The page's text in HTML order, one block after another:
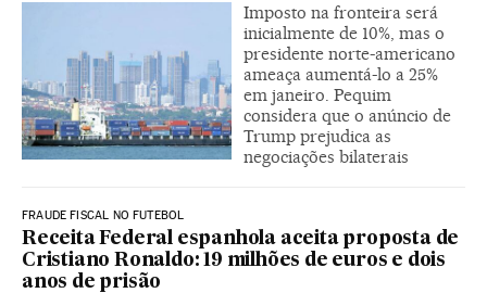
Imposto na fronteira será
inicialmente de 10%, mas o
presidente norte-americano
ameaça aumentá-lo a 25%
em janeiro. Pequim
considera que o anúncio de
Trump prejudica as
negociações bilaterais
FRAUDE FISCAL NO FUTEBOL
Receita Federal espanhola aceita proposta de
Cristiano Ronaldo: 19 milhões de euros e dois
anos de prisão